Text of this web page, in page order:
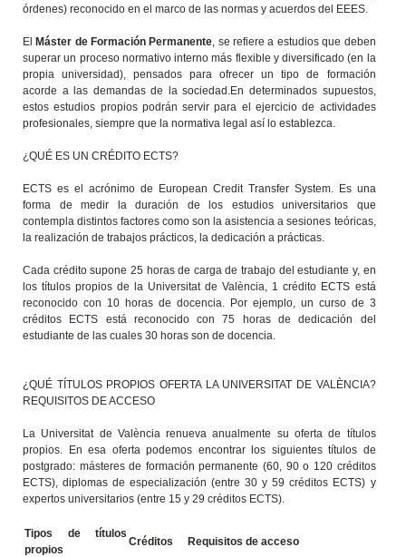
órdenes) reconocido en el marco de las normas y acuerdos del EEES.
El Máster de Formación Permanente, se refiere a estudios que deben
superar un proceso normativo interno más flexible y diversificado (en la
propia universidad), pensados para ofrecer un tipo de formación
acorde a las demandas de la sociedad.En determinados supuestos,
estos estudios propios podrán servir para el ejercicio de actividades
profesionales, siempre que la normativa legal así lo establezca.
¿QUÉ ES UN CRÉDITO ECTS?
ECTS es el acrónimo de European Credit Transfer System. Es una
forma de medir la duración de los estudios universitarios que
contempla distintos factores como son la asistencia a sesiones teóricas,
la realización de trabajos prácticos, la dedicación a prácticas.
Cada crédito supone 25 horas de carga de trabajo del estudiante y, en
los títulos propios de la Universitat de València, 1 crédito ECTS está
reconocido con 10 horas de docencia. Por ejemplo, un curso de 3
créditos ECTS está reconocido con 75 horas de dedicación del
estudiante de las cuales 30 horas son de docencia.
¿QUÉ TÍTULOS PROPIOS OFERTA LA UNIVERSITAT DE VALÈNCIA?
REQUISITOS DE ACCESO
La Universitat de València renueva anualmente su oferta de títulos
propios. En esa oferta podemos encontrar los siguientes títulos de
postgrado: másteres de formación permanente (60, 90 o 120 créditos
ECTS), diplomas de especialización (entre 30 y 59 créditos ECTS) y
expertos universitarios (entre 15 y 29 créditos ECTS).
Tipos de títulos
propios
Créditos Requisitos de acceso